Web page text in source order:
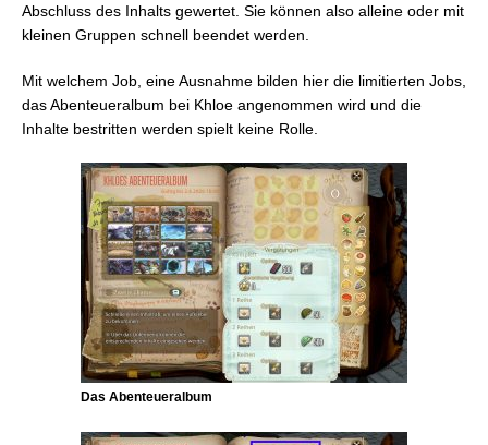
Abschluss des Inhalts gewertet. Sie können also alleine oder mit
kleinen Gruppen schnell beendet werden.
Mit welchem Job, eine Ausnahme bilden hier die limitierten Jobs,
das Abenteueralbum bei Khloe angenommen wird und die
Inhalte bestritten werden spielt keine Rolle.
Das Abenteueralbum